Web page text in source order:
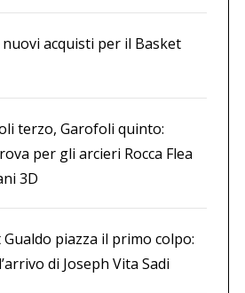
acquisti per il Basket
terzo, Garofoli quinto:
per gli arcieri Rocca Flea
3D
Gualdo piazza il primo colpo:
di Joseph Vita Sadi